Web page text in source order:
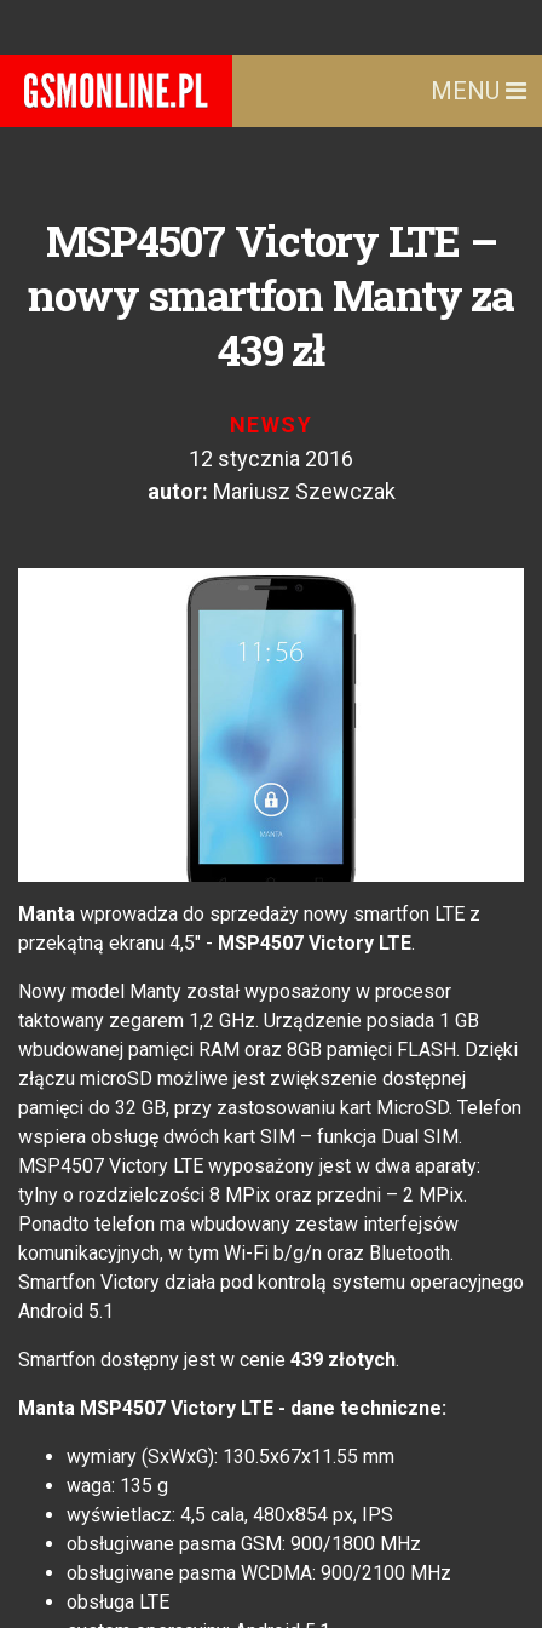
MENU
MSP4507 Victory LTE –
nowy smartfon Manty za
439 zł
NEWSY
12 stycznia 2016
autor: Mariusz Szewczak
Manta wprowadza do sprzedaży nowy smartfon LTE z
przekątną ekranu 4,5" - MSP4507 Victory LTE.
Nowy model Manty został wyposażony w procesor
taktowany zegarem 1,2 GHz. Urządzenie posiada 1 GB
wbudowanej pamięci RAM oraz 8GB pamięci FLASH. Dzięki
złączu microSD możliwe jest zwiększenie dostępnej
pamięci do 32 GB, przy zastosowaniu kart MicroSD. Telefon
wspiera obsługę dwóch kart SIM – funkcja Dual SIM.
MSP4507 Victory LTE wyposażony jest w dwa aparaty:
tylny o rozdzielczości 8 MPix oraz przedni – 2 MPix.
Ponadto telefon ma wbudowany zestaw interfejsów
komunikacyjnych, w tym Wi-Fi b/g/n oraz Bluetooth.
Smartfon Victory działa pod kontrolą systemu operacyjnego
Android 5.1
Smartfon dostępny jest w cenie 439 złotych.
Manta MSP4507 Victory LTE - dane techniczne:
wymiary (SxWxG): 130.5x67x11.55 mm
waga: 135 g
wyświetlacz: 4,5 cala, 480x854 px, IPS
obsługiwane pasma GSM: 900/1800 MHz
obsługiwane pasma WCDMA: 900/2100 MHz
obsługa LTE